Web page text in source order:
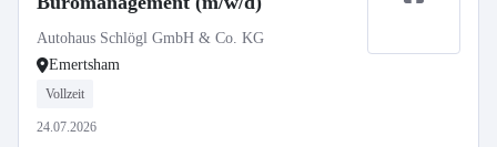
Autohaus Schlögl GmbH & Co. KG
Emertsham
Vollzeit
24.07.2026